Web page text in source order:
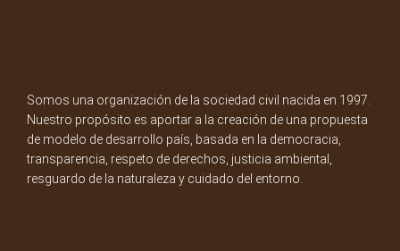
Somos una organización de la sociedad civil nacida en 1997.
Nuestro propósito es aportar a la creación de una propuesta
de modelo de desarrollo país, basada en la democracia,
transparencia, respeto de derechos, justicia ambiental,
resguardo de la naturaleza y cuidado del entorno.